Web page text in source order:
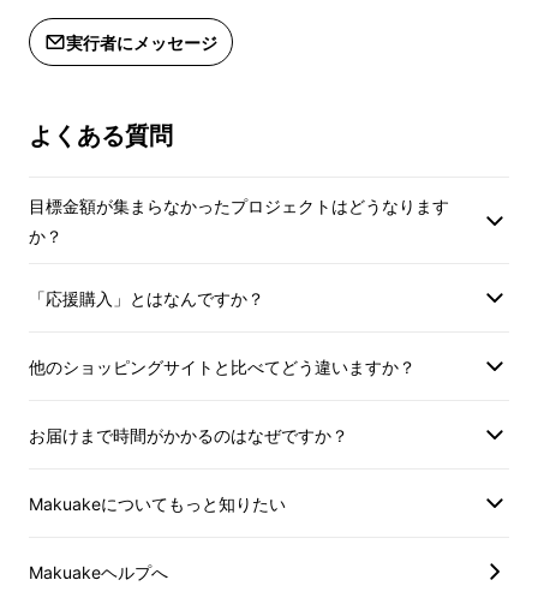
実行者にメッセージ
よくある質問
目標金額が集まらなかったプロジェクトはどうなります
か？
「応援購入」とはなんですか？
他のショッピングサイトと比べてどう違いますか？
お届けまで時間がかかるのはなぜですか？
Makuakeについてもっと知りたい
Makuakeヘルプへ